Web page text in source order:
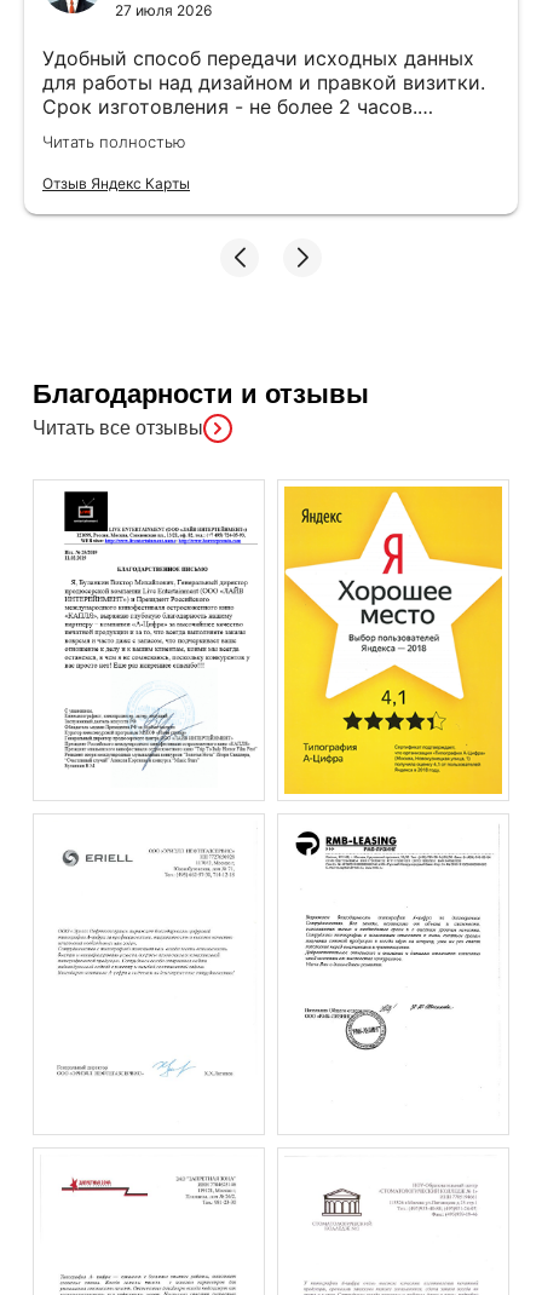
27 июля 2026
Удобный способ передачи исходных данных
для работы над дизайном и правкой визитки.
Срок изготовления - не более 2 часов.
Специалисты компетентные. Офис находится
в удобном месте, найти не составило труда.
Читать полностью
Отзыв Яндекс Карты
Благодарности и отзывы
Читать все отзывы